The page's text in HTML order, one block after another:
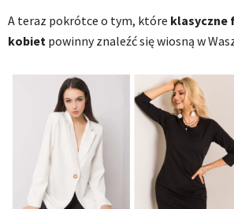
A teraz pokrótce o tym, które klasyczne
kobiet powinny znaleźć się wiosną w